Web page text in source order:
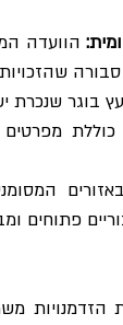
בוגר שנכרת
פתוחים